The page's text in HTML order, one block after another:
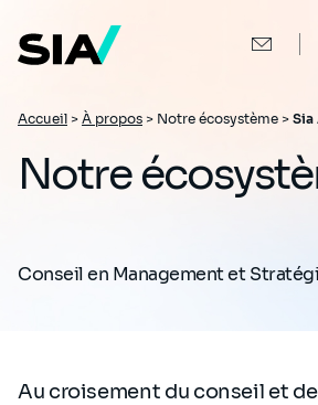
contenu
principal
Fil
Accueil > À propos > Notre écosystème > Sia
Notre
Conseil en Management et
Au croisement du conseil et